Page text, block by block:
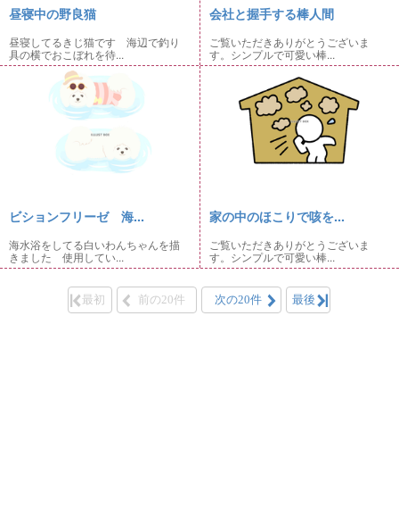
昼寝中の野良猫
昼寝してるきじ猫です 海辺で釣り
具の横でおこぼれを待...
会社と握手する棒人間
ご覧いただきありがとうございま
す。シンプルで可愛い棒...
ビションフリーゼ 海...
海水浴をしてる白いわんちゃんを描
きました 使用してい...
家の中のほこりで咳を...
ご覧いただきありがとうございま
す。シンプルで可愛い棒...
最初 前の20件 次の20件 最後